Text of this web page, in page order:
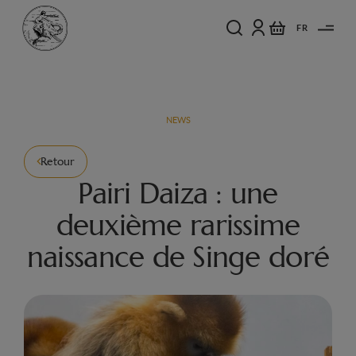
FR
NEWS
Retour
Pairi Daiza : une
deuxième rarissime
naissance de Singe doré